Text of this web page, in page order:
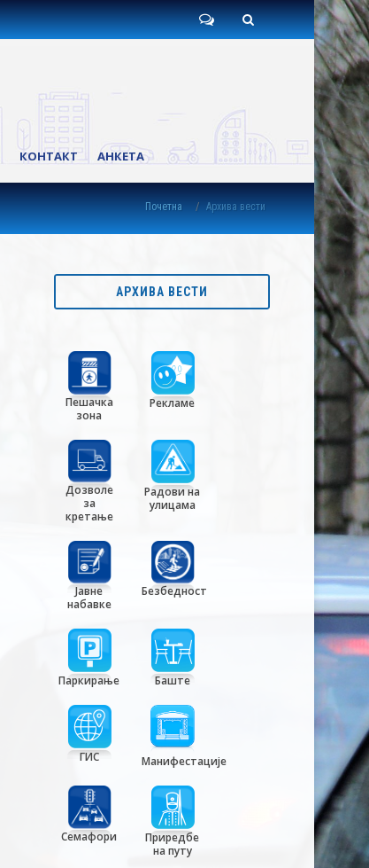
КОНТАКТ АНКЕТА
Почетна Архива вести
АРХИВА ВЕСТИ
Пешачка
зона
Рекламе
Дозволе
за
кретање
Радови на
улицама
Јавне
набавке
Безбедност
Паркирање Баште
ГИС Манифестације
Семафори
Приредбе
на путу